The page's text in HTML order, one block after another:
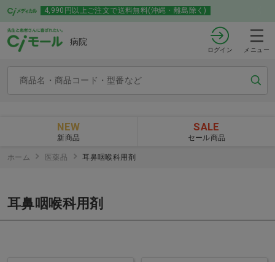
4,990円以上ご注文で送料無料(沖縄・離島除く)
病院
ログイン メニュー
NEW
新商品
SALE
セール商品
ホーム 医薬品 耳鼻咽喉科用剤
耳鼻咽喉科用剤